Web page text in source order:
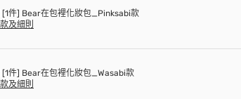
[1件] Bear在包裡化妝包_Pinksabi款
及細則
[1件] Bear在包裡化妝包_Wasabi款
及細則